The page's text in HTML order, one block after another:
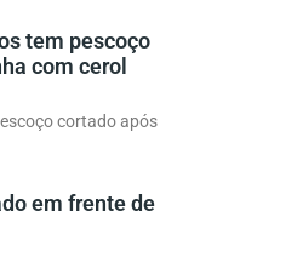
tem pescoço
com cerol
cortado após
em frente de